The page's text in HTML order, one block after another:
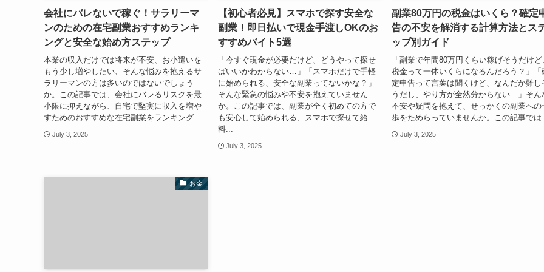
会社にバレないで稼ぐ！サラリーマ
ンのための在宅副業おすすめランキ
ングと安全な始め方ステップ
本業の収入だけでは将来が不安、お小遣いを
もう少し増やしたい、そんな悩みを抱えるサ
ラリーマンの方は多いのではないでしょう
か。この記事では、会社にバレるリスクを最
小限に抑えながら、自宅で堅実に収入を増や
すためのおすすめな在宅副業をランキング...
July 3, 2025
【初心者必見】スマホで探す安全な
副業！即日払いで現金手渡しOKのお
すすめバイト5選
「今すぐ現金が必要だけど、どうやって探せ
ばいいかわからない…」「スマホだけで手軽
に始められる、安全な副業ってないかな？」
そんな緊急の悩みや不安を抱えていません
か。この記事では、副業が全く初めての方で
も安心して始められる、スマホで探せて給
料...
July 3, 2025
副業80万円の税金はいくら？確定
告の不安を解消する計算方法とス
ップ別ガイド
「副業で年間80万円くらい稼げそうだけど
税金って一体いくらになるんだろう？」「
定申告って言葉は聞くけど、なんだか難し
うだし、やり方が全然分からない…」そん
不安や疑問を抱えて、せっかくの副業への
歩をためらっていませんか。この記事では...
July 3, 2025
お金